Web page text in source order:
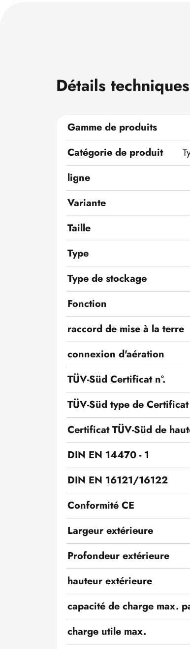
Détails techniques
Gamme de produits
Catégorie de produit
ligne
Variante
Taille
Type
Type de stockage
Fonction
raccord de mise à la terre
connexion d'aération
TÜV-Süd Certificat n°.
TÜV-Süd type de Certificat
Certificat TÜV-Süd de
DIN EN 14470 - 1
DIN EN 16121/16122
Conformité CE
Largeur extérieure
Profondeur extérieure
hauteur extérieure
capacité de charge max.
charge utile max.